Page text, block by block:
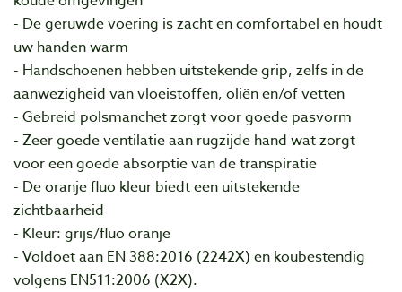
- De geruwde voering is zacht en comfortabel en houdt
uw handen warm
- Handschoenen hebben uitstekende grip, zelfs in de
aanwezigheid van vloeistoffen, oliën en/of vetten
- Gebreid polsmanchet zorgt voor goede pasvorm
- Zeer goede ventilatie aan rugzijde hand wat zorgt
voor een goede absorptie van de transpiratie
- De oranje fluo kleur biedt een uitstekende
zichtbaarheid
- Kleur: grijs/fluo oranje
- Voldoet aan EN 388:2016 (2242X) en koubestendig
volgens EN511:2006 (X2X).